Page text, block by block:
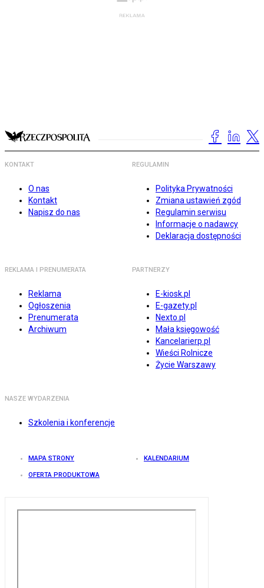
KONTAKT
O nas
Kontakt
Napisz do nas
REGULAMIN
Polityka Prywatności
Zmiana ustawień zgód
Regulamin serwisu
Informacje o nadawcy
Deklaracja dostępności
REKLAMA I PRENUMERATA
Reklama
Ogłoszenia
Prenumerata
Archiwum
PARTNERZY
E-kiosk.pl
E-gazety.pl
Nexto.pl
Mała księgowość
Kancelarierp.pl
Wieści Rolnicze
Życie Warszawy
NASZE WYDARZENIA
Szkolenia i konferencje
MAPA STRONY KALENDARIUM
OFERTA PRODUKTOWA